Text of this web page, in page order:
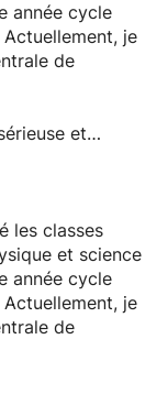
année cycle
je
de
et
de collège,
et
pour des
pas à me
les classes
et science
année cycle
je
de